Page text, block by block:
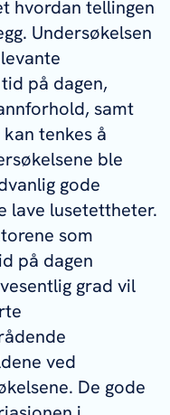
hvordan tellingen
Undersøkelsen
på dagen,
samt
tenkes å
ble
gode
lave lusetettheter.
som
på dagen
grad vil
ved
De gode